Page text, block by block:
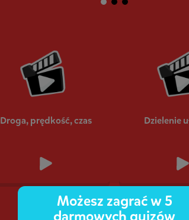
Droga, prędkość, czas Dzielenie
Możesz zagrać w 5
darmowych quizów